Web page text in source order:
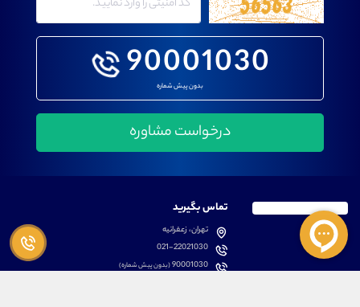
90001030
بدون پیش شماره
تماس بگیرید
تهران، زعفرانیه
021-22021030
90001030(بدون پیش شماره)